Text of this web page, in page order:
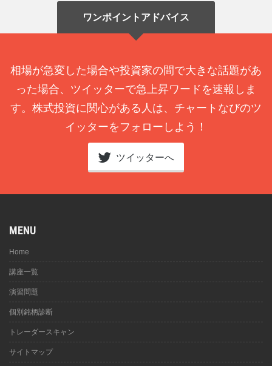
ワンポイントアドバイス
相場が急変した場合や投資家の間で大きな話題があ
った場合、ツイッターで急上昇ワードを速報しま
す。株式投資に関心がある人は、チャートなびのツ
イッターをフォローしよう！
ツイッターへ
MENU
Home
講座一覧
演習問題
個別銘柄診断
トレーダースキャン
サイトマップ